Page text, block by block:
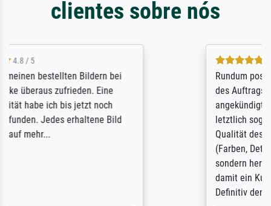
clientes sobre nós
Rundum positive Erfahrung. Die Ausführung
des Auftrags hat eine Weile gedauert, die
angekündigte Lieferzeit wurde aber
letztlich sogar etwas unterschritten. Die
Qualität des Papiers und des Drucks
sondern hervorragend. Selbst ein Druck ist